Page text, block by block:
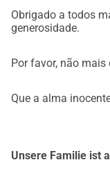
Muito, muito
incluam em suas
Khadija, Raphael,
Obrigado a todos
generosidade.
Por favor, não mais
Que a alma
Unsere Familie ist